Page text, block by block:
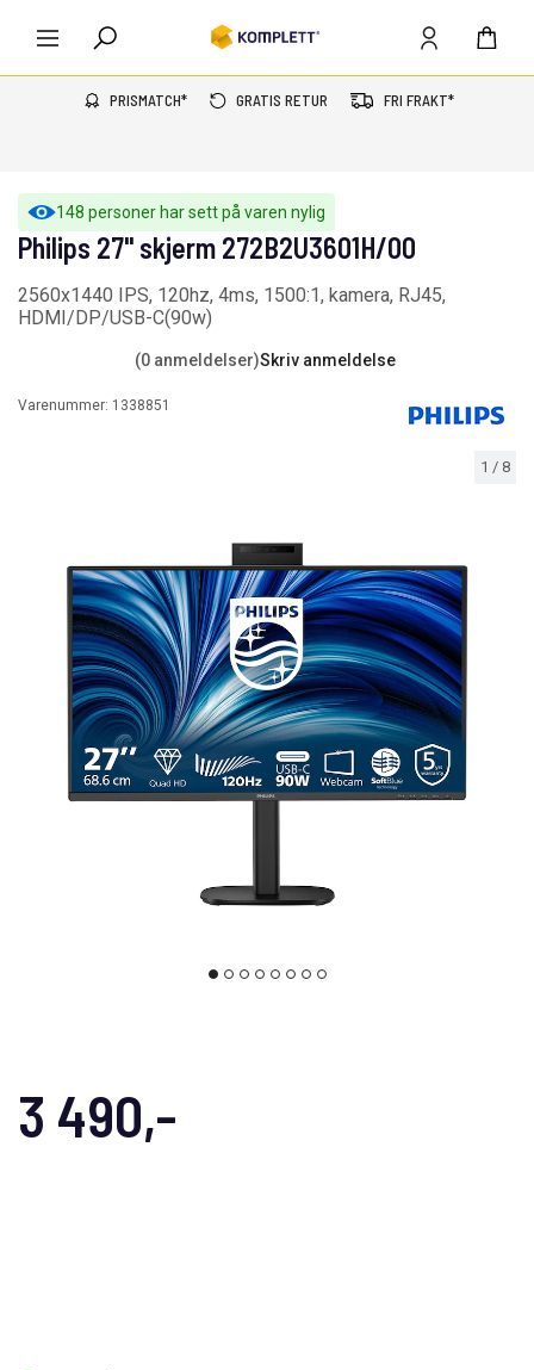
PRISMATCH* GRATIS RETUR FRI FRAKT*
148 personer har sett på varen nylig
1 / 8
Philips 27" skjerm 272B2U3601H/00
2560x1440 IPS, 120hz, 4ms, 1500:1, kamera, RJ45,
HDMI/DP/USB-C(90w)
(0 anmeldelser)Skriv anmeldelse
Varenummer: 1338851
3 490,-